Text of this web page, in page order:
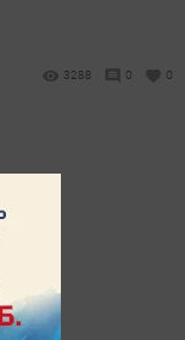
3288 0 0